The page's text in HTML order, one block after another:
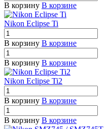
В корзину В корзине
Nikon Eclipse Ti
В корзину В корзине
В корзину В корзине
Nikon Eclipse Ti2
В корзину В корзине
В корзину В корзине